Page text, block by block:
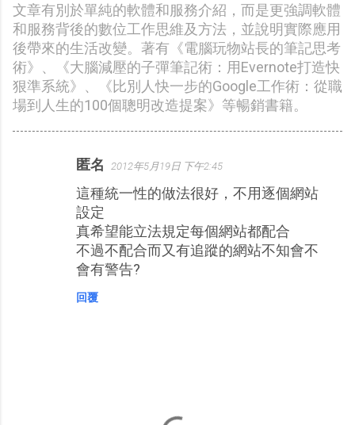
文章有別於單純的軟體和服務介紹，而是更強調軟體
和服務背後的數位工作思維及方法，並說明實際應用
後帶來的生活改變。著有《電腦玩物站長的筆記思考
術》、《大腦減壓的子彈筆記術：用Evernote打造快
狠準系統》、《比別人快一步的Google工作術：從職
場到人生的100個聰明改造提案》等暢銷書籍。
匿名 2012年5月19日 下午2:45
這種統一性的做法很好，不用逐個網站
設定
真希望能立法規定每個網站都配合
不過不配合而又有追蹤的網站不知會不
會有警告?
回覆